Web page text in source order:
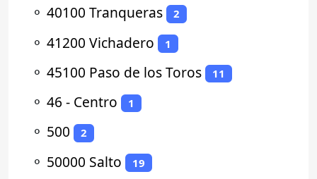
⚬ 40100 Tranqueras 2
⚬ 41200 Vichadero 1
⚬ 45100 Paso de los Toros 11
⚬ 46 - Centro 1
⚬ 500 2
⚬ 50000 Salto 19